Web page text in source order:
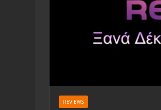
REVIEWS